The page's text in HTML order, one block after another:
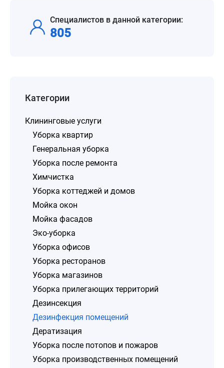
Специалистов в данной категории:
805
Категории
Клининговые услуги
Уборка квартир
Генеральная уборка
Уборка после ремонта
Химчистка
Уборка коттеджей и домов
Мойка окон
Мойка фасадов
Эко-уборка
Уборка офисов
Уборка ресторанов
Уборка магазинов
Уборка прилегающих территорий
Дезинсекция
Дезинфекция помещений
Дератизация
Уборка после потопов и пожаров
Уборка производственных помещений